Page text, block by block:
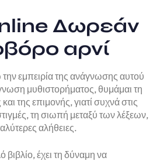
Δωρεάν
αρνί
εμπειρία της ανάγνωσης αυτού
μυθιστορήματος, θυμάμαι τη
της επιμονής, γιατί συχνά στις
τη σιωπή μεταξύ των λέξεων,
αλήθειες.
έχει τη δύναμη να